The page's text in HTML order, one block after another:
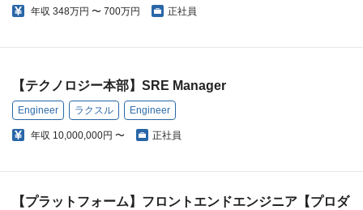
年収 348万円 〜 700万円 正社員
【テクノロジー本部】SRE Manager
Engineer ラクスル Engineer
年収 10,000,000円 〜 正社員
【プラットフォーム】フロントエンドエンジニア【プロダ